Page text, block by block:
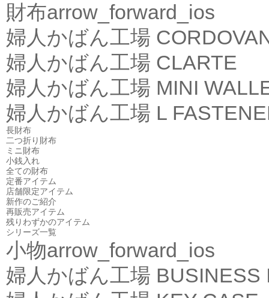
財布arrow_forward_ios
婦人かばん工場
婦人かばん工場 CLARTE
婦人かばん工場 MINI
婦人かばん工場 L
長財布
二つ折り財布
ミニ財布
小銭入れ
全ての財布
定番アイテム
店舗限定アイテム
新作のご紹介
再販売アイテム
残りわずかのアイテム
シリーズ一覧
小物arrow_forward_ios
婦人かばん工場 BUSINESS